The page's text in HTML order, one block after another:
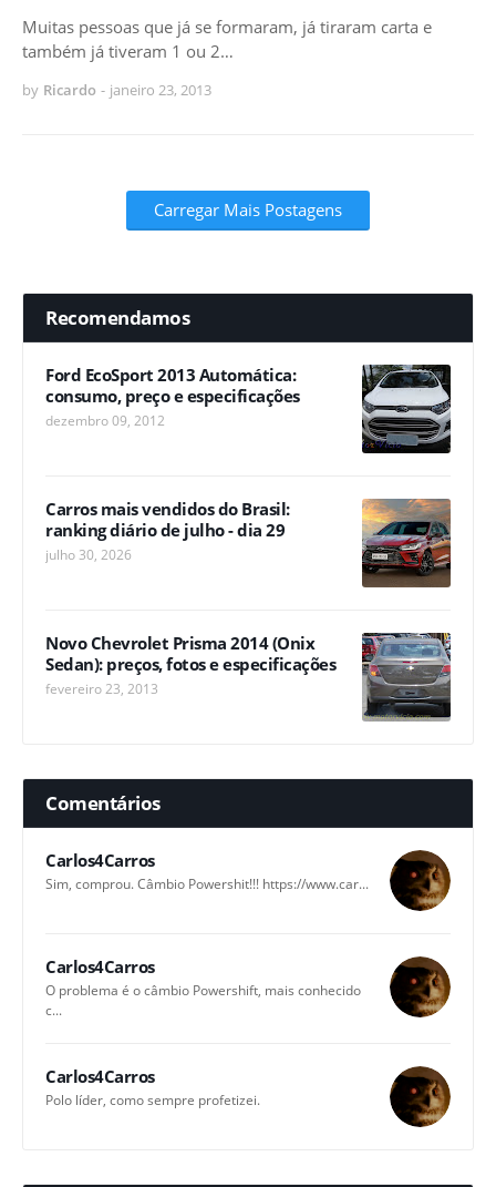
Muitas pessoas que já se formaram, já tiraram carta e
também já tiveram 1 ou 2…
by Ricardo - janeiro 23, 2013
Carregar Mais Postagens
Recomendamos
Ford EcoSport 2013 Automática:
consumo, preço e especificações
dezembro 09, 2012
Carros mais vendidos do Brasil:
ranking diário de julho - dia 29
julho 30, 2026
Novo Chevrolet Prisma 2014 (Onix
Sedan): preços, fotos e especificações
fevereiro 23, 2013
Comentários
Carlos4Carros
Sim, comprou. Câmbio Powershit!!! https://www.car...
Carlos4Carros
O problema é o câmbio Powershift, mais conhecido
c...
Carlos4Carros
Polo líder, como sempre profetizei.